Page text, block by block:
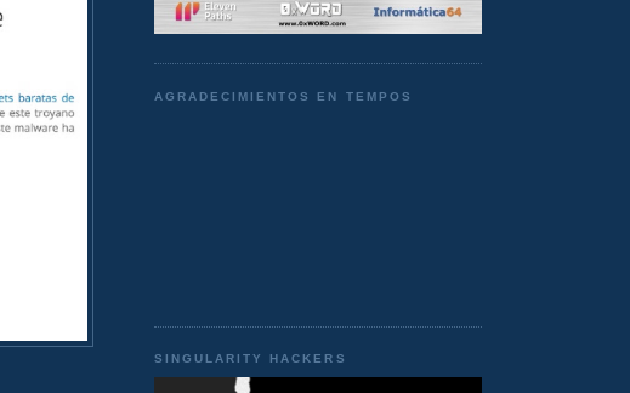
AGRADECIMIENTOS EN TEMPOS
SINGULARITY HACKERS